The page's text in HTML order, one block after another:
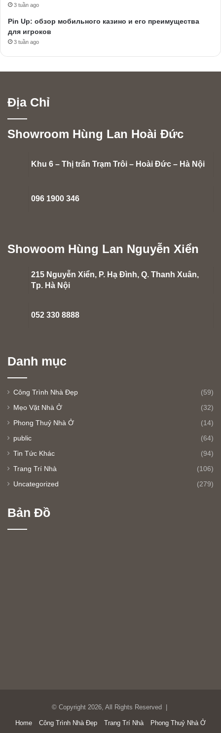
3 tuần ago
Pin Up: обзор мобильного казино и его преимущества
для игроков
3 tuần ago
Địa Chỉ
Showroom Hùng Lan Hoài Đức
Khu 6 – Thị trấn Trạm Trôi – Hoài Đức – Hà Nội
096 1900 346
Showoom Hùng Lan Nguyễn Xiển
215 Nguyễn Xiển, P. Hạ Đình, Q. Thanh Xuân,
Tp. Hà Nội
052 330 8888
Danh mục
Công Trình Nhà Đẹp (59)
Mẹo Vặt Nhà Ở (32)
Phong Thuỷ Nhà Ở (14)
public (64)
Tin Tức Khác (94)
Trang Trí Nhà (106)
Uncategorized (279)
Bản Đồ
© Copyright 2026, All Rights Reserved |
Home Công Trình Nhà Đẹp Trang Trí Nhà Phong Thuỷ Nhà Ở